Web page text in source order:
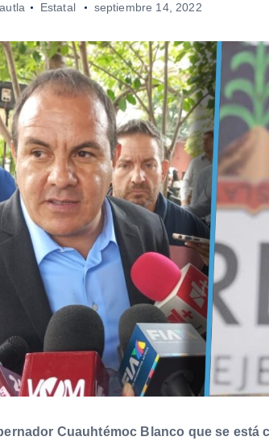
Estatal septiembre 14, 2022
Cuauhtémoc Blanco que se está